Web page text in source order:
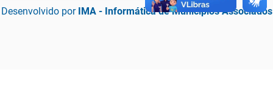
Desenvolvido por IMA - Informática de Municípios Associados